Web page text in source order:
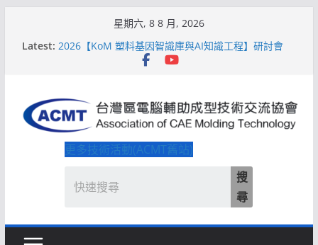
星期六, 8 8 月, 2026
Latest: 2026【KoM 塑料基因智識庫與AI知識工程】研討會
【培訓課程】【ACMT Ｔ零量產】模具估報價：貫穿
具展重磅登場
ACMT打造「Smart Molding 模塑智造平台」主題館
更多技術活動(ACMT舊站)
搜
尋